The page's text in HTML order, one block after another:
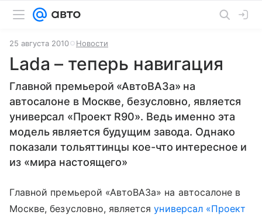
25 августа 2010 Новости
Lada – теперь навигация
Главной премьерой «АвтоВАЗа» на
автосалоне в Москве, безусловно, является
универсал «Проект R90». Ведь именно эта
модель является будущим завода. Однако
показали тольяттинцы кое-что интересное и
из «мира настоящего»
Главной премьерой «АвтоВАЗа» на автосалоне в
Москве, безусловно, являетсяуниверсал «Проект